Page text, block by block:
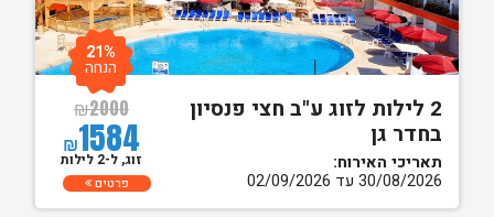
2 לילות לזוג ע"ב חצי פנסיון
בחדר גן
תאריכי האירוח:
30/08/2026 עד 02/09/2026
₪2000
₪1584
21%
הנחה
זוג, ל-2 לילות
פרטים